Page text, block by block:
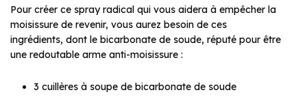
Pour créer ce spray radical qui vous aidera à empêcher la
moisissure de revenir, vous aurez besoin de ces
ingrédients, dont le bicarbonate de soude, réputé pour être
une redoutable arme anti-moisissure :
3 cuillères à soupe de bicarbonate de soude